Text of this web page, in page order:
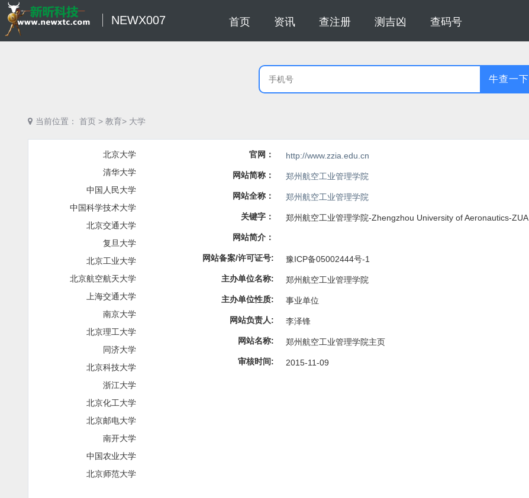
NEWX007 首页 资讯 查注册 测吉凶 查码号
牛查一下
当前位置： 首页 > 教育> 大学
北京大学
清华大学
中国人民大学
中国科学技术大学
北京交通大学
复旦大学
北京工业大学
北京航空航天大学
上海交通大学
南京大学
北京理工大学
同济大学
北京科技大学
浙江大学
北京化工大学
北京邮电大学
南开大学
中国农业大学
北京师范大学
官网： http://www.zzia.edu.cn
网站简称： 郑州航空工业管理学院
网站全称： 郑州航空工业管理学院
关键字： 郑州航空工业管理学院-Zhengzhou University of Aeronautics-ZUA
网站简介：
网站备案/许可证号: 豫ICP备05002444号-1
主办单位名称: 郑州航空工业管理学院
主办单位性质: 事业单位
网站负责人: 李泽锋
网站名称: 郑州航空工业管理学院主页
审核时间: 2015-11-09